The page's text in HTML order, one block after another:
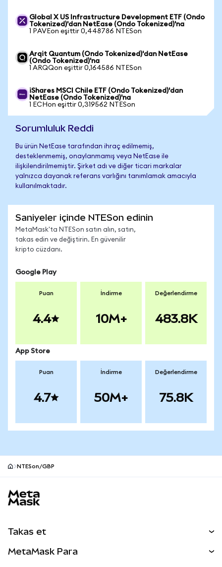
Global X US Infrastructure Development ETF (Ondo
Tokenized)'dan NetEase (Ondo Tokenized)'na
1 PAVEon eşittir 0,448786 NTESon
Arqit Quantum (Ondo Tokenized)'dan NetEase
(Ondo Tokenized)'na
1 ARQQon eşittir 0,164586 NTESon
iShares MSCI Chile ETF (Ondo Tokenized)'dan
NetEase (Ondo Tokenized)'na
1 ECHon eşittir 0,319562 NTESon
Sorumluluk Reddi
Bu ürün NetEase tarafından ihraç edilmemiş,
desteklenmemiş, onaylanmamış veya NetEase ile
ilişkilendirilmemiştir. Şirket adı ve diğer ticari markalar
yalnızca dayanak referans varlığını tanımlamak amacıyla
kullanılmaktadır.
Saniyeler içinde NTESon edinin
MetaMask'ta NTESon satın alın, satın,
takas edin ve değiştirin. En güvenilir
kripto cüzdanı.
Google Play
Puan
4.4
İndirme
10M+
Değerlendirme
483.8K
App Store
Puan
4.7
İndirme
50M+
Değerlendirme
75.8K
NTESon/GBP
Takas et
MetaMask Para